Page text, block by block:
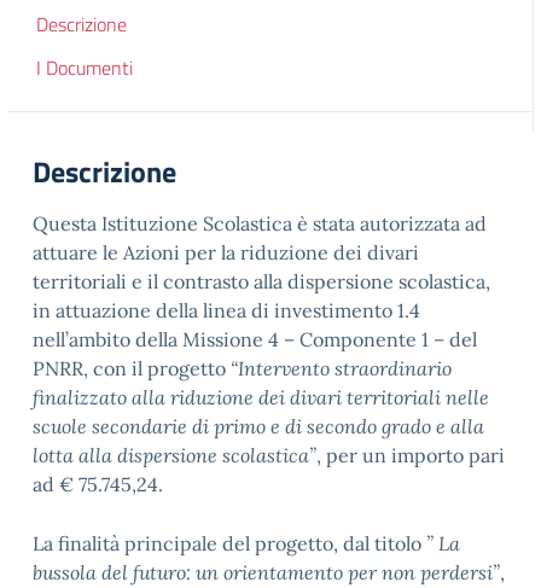
Descrizione
I Documenti
Descrizione
Questa Istituzione Scolastica è stata autorizzata ad
attuare le Azioni per la riduzione dei divari
territoriali e il contrasto alla dispersione scolastica,
in attuazione della linea di investimento 1.4
nell’ambito della Missione 4 – Componente 1 – del
PNRR, con il progetto “Intervento straordinario
finalizzato alla riduzione dei divari territoriali nelle
scuole secondarie di primo e di secondo grado e alla
lotta alla dispersione scolastica”, per un importo pari
ad € 75.745,24.
La finalità principale del progetto, dal titolo ” La
bussola del futuro: un orientamento per non perdersi”,